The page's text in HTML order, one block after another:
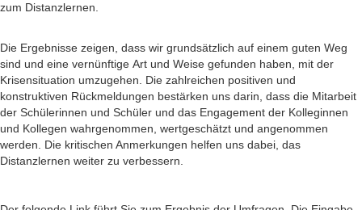
zum Distanzlernen.
Die Ergebnisse zeigen, dass wir grundsätzlich auf einem guten Weg
sind und eine vernünftige Art und Weise gefunden haben, mit der
Krisensituation umzugehen. Die zahlreichen positiven und
konstruktiven Rückmeldungen bestärken uns darin, dass die Mitarbeit
der Schülerinnen und Schüler und das Engagement der Kolleginnen
und Kollegen wahrgenommen, wertgeschätzt und angenommen
werden. Die kritischen Anmerkungen helfen uns dabei, das
Distanzlernen weiter zu verbessern.